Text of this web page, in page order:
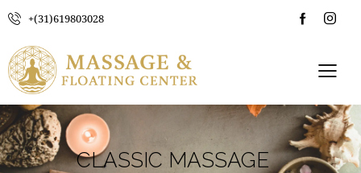
+(31)619803028
CLASSIC MASSAGE